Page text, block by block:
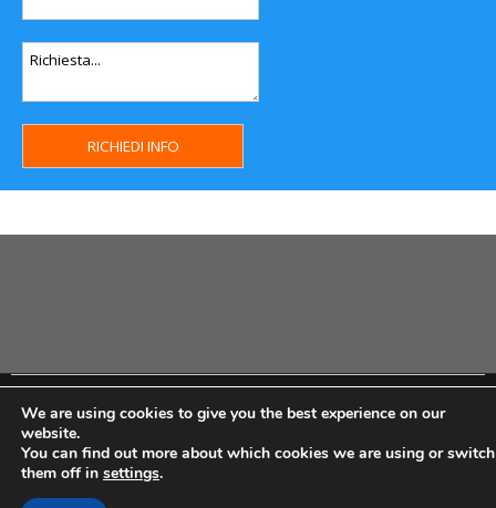
Copyright MHWeb © 2018 - Privacy & GDPR - Cookie Policy -
We are using cookies to give you the best experience on our
website.
You can find out more about which cookies we are using or switch
them off in settings.